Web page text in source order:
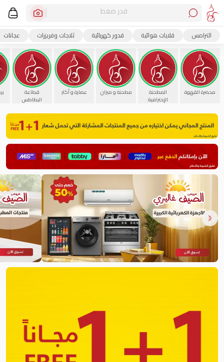
قدر ضغط
الترامس قلايات هوائية قدور كهربائية ثلاجات وفريزرات عجانات
محضرة القهوة المطحنة
الإحترافية
مطحنة و ميزان عصارة و أكثر قطاعة
البطاطس
Previous slide
Next slide